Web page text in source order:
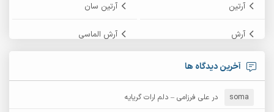
آرتین آرتین سان
آرش آرش الماسی
آرش امامی
آرش دی جی 2
آخرین دیدگاه ها
soma در علی فرزامی – دلم ارات گریایه